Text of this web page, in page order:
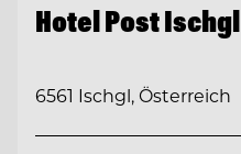
Hotel Post Ischgl
6561 Ischgl, Österreich